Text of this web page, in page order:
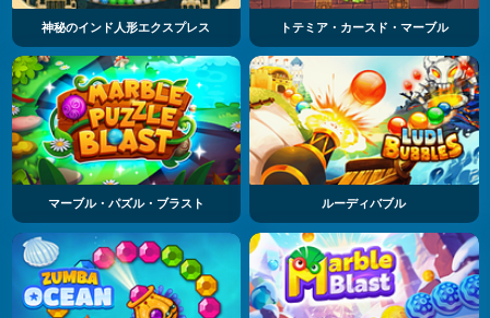
神秘のインド人形エクスプレス トテミア・カースド・マーブル
マーブル・パズル・ブラスト ルーディバブル